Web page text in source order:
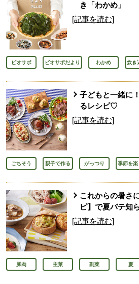
き「わかめ」
[記事を読む]
ビオサポ ビオサポだより わかめ 炊き
子どもと一緒に
るレシピ♡
[記事を読む]
ごちそう 親子で作る がっつり 季節を楽
これからの暑さ
ピ】で夏バテ知
[記事を読む]
豚肉 主菜 副菜 夏